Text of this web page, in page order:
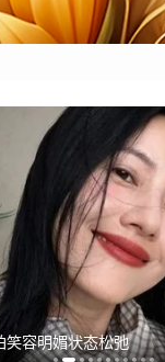
笑容明媚状态松弛